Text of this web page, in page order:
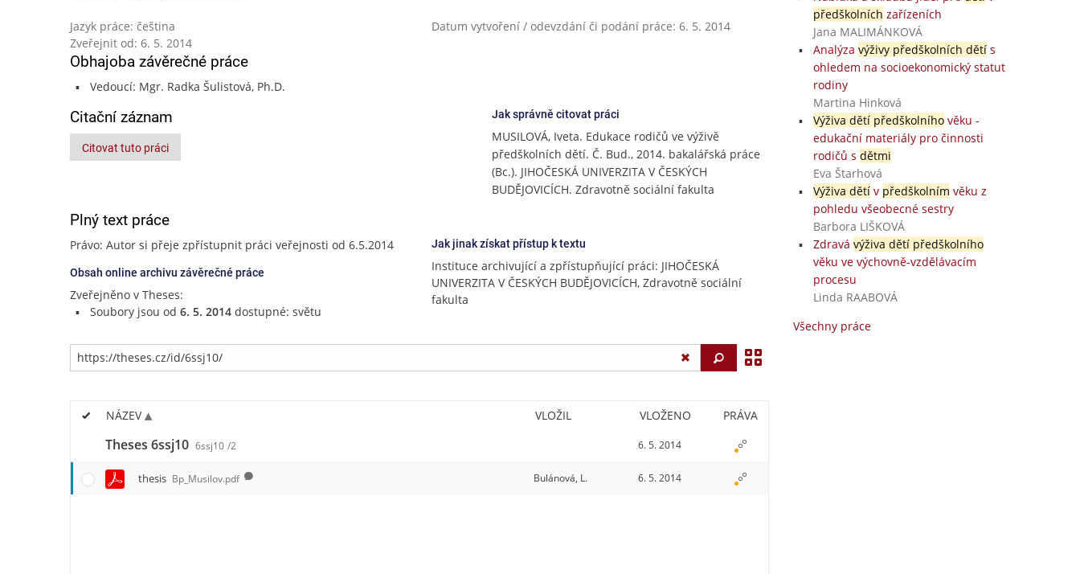
Jazyk práce: čeština
Datum vytvoření / odevzdání či podání práce: 6. 5. 2014
Zveřejnit od: 6. 5. 2014
Obhajoba závěrečné práce
Vedoucí: Mgr. Radka Šulistová, Ph.D.
Citační záznam
Citovat tuto práci
Jak správně citovat práci
MUSILOVÁ, Iveta. Edukace rodičů ve výživě
předškolních dětí. Č. Bud., 2014. bakalářská práce
(Bc.). JIHOČESKÁ UNIVERZITA V ČESKÝCH
BUDĚJOVICÍCH. Zdravotně sociální fakulta
Plný text práce
Právo: Autor si přeje zpřístupnit práci veřejnosti od 6.5.2014
Obsah online archivu závěrečné práce
Zveřejněno v Theses:
Soubory jsou od 6. 5. 2014dostupné: světu
Jak jinak získat přístup k textu
Instituce archivující a zpřístupňující práci: JIHOČESKÁ
UNIVERZITA V ČESKÝCH BUDĚJOVICÍCH, Zdravotně sociální
fakulta
předškolních zařízeních
Jana MALIMÁNKOVÁ
Analýza výživy předškolních dětís
ohledem na socioekonomický statut
rodiny
Martina Hinková
Výživa dětí předškolníhověku -
edukační materiály pro činnosti
rodičů s dětmi
Eva Štarhová
Výživa dětív předškolním věku z
pohledu všeobecné sestry
Barbora LIŠKOVÁ
Zdravá výživa dětí předškolního
věku ve výchovně-vzdělávacím
procesu
Linda RAABOVÁ
Všechny práce
Vyhledat
NÁZEV VLOŽIL VLOŽENO PRÁVA
Theses 6ssj10 6ssj10 /2 6. 5. 2014
thesis Bp_Musilov.pdf Bulánová, L. 6. 5. 2014